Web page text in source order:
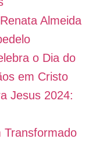
Almeida
o Dia do
em Cristo
Jesus 2024:
Transformado